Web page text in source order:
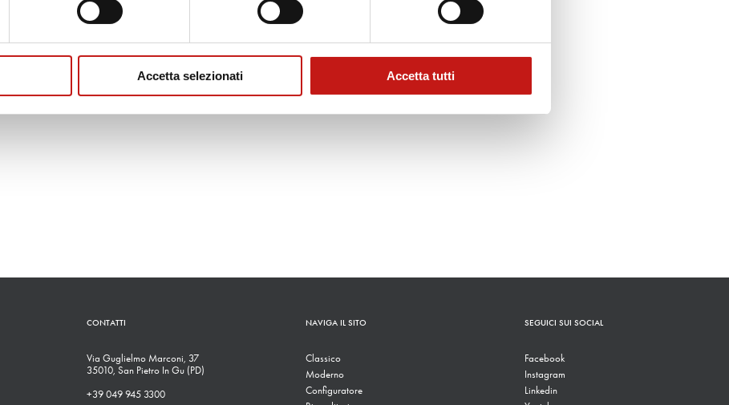
Accetta selezionati Accetta tutti
CONTATTI
Via Guglielmo Marconi, 37
35010, San Pietro In Gu (PD)
+39 049 945 3300
NAVIGA IL SITO
Classico
Moderno
Configuratore
SEGUICI SUI SOCIAL
Facebook
Instagram
Linkedin